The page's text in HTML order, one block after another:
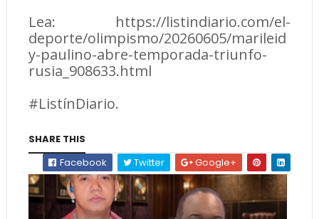
Lea: https://listindiario.com/el-
deporte/olimpismo/20260605/marileid
y-paulino-abre-temporada-triunfo-
rusia_908633.html
#ListínDiario.
SHARE THIS
Facebook
Twitter Google+